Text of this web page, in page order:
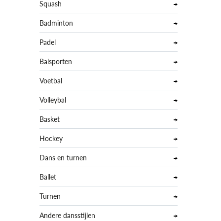
Squash
Badminton
Padel
Balsporten
Voetbal
Volleybal
Basket
Hockey
Dans en turnen
Ballet
Turnen
Andere dansstijlen